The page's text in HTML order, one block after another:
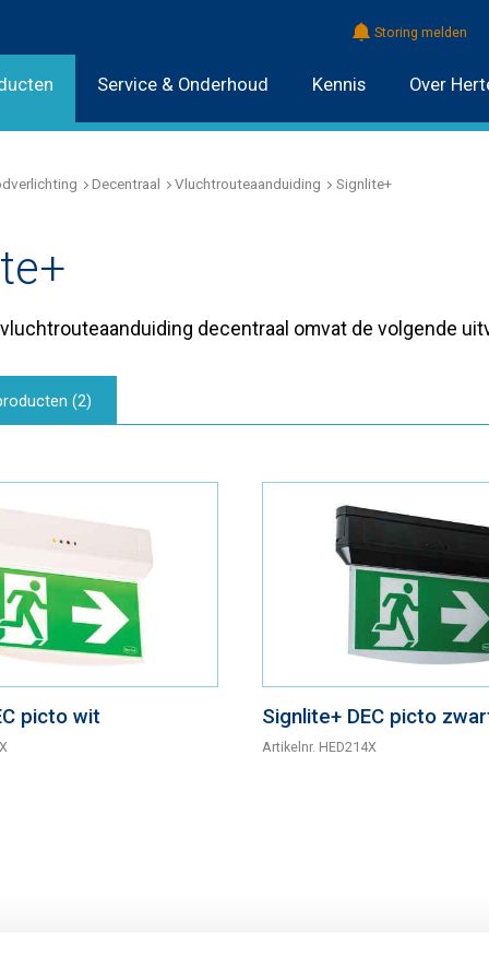
Service & Onderhoud Kennis Over
Storing melden
Decentraal Vluchtrouteaanduiding Signlite+
decentraal omvat de volgende
(2)
picto wit Signlite+ DEC picto
Artikelnr. HED214X